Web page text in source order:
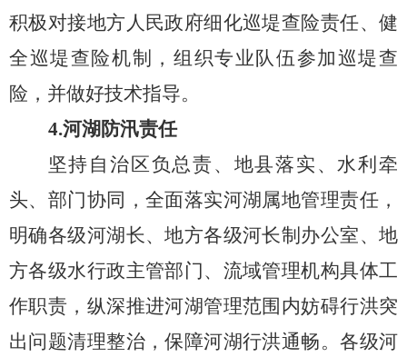
积极对接地方人民政府细化巡堤查险责任、健
全巡堤查险机制，组织专业队伍参加巡堤查
险，并做好技术指导。
4.河湖防汛责任
坚持自治区负总责、地县落实、水利牵
头、部门协同，全面落实河湖 属地管理责任，
明确各级河湖长、地方各级河长制办公室、地
方各级水行政主管部门、流域管理机构具体工
作职责，纵深推进河湖管理范围内妨碍行洪突
出问题清理整治，保障河湖行洪通畅。各级河